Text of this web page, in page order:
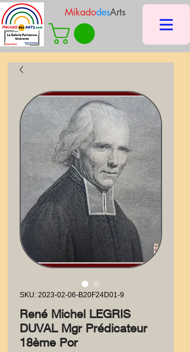
MikadodesArts
SKU: 2023-02-06-B20F24D01-9
René Michel LEGRIS
DUVAL Mgr Prédicateur
18ème Por